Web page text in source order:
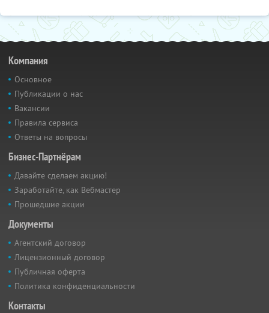
Компания
Основное
Публикации о нас
Вакансии
Правила сервиса
Ответы на вопросы
Бизнес-Партнёрам
Давайте сделаем акцию!
Заработайте, как Вебмастер
Прошедшие акции
Документы
Агентский договор
Лицензионный договор
Публичная оферта
Политика конфиденциальности
Контакты